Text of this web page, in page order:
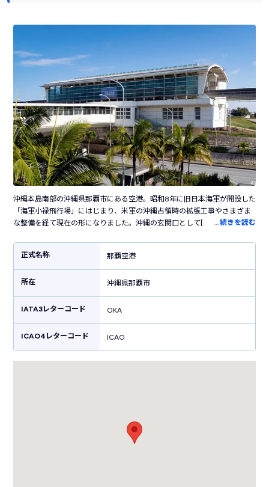
沖縄本島南部の沖縄県那覇市にある空港。昭和8年に旧日本海軍が開設した
「海軍小禄飛行場」にはじまり、米軍の沖縄占領時の拡張工事やさまざま
な整備を経て現在の形になりました。沖縄の玄関口として国内外を、そし
航します。空港内各所には鮮やかな花が飾られていて、南国らしい雰囲気
で出迎えてくれます。空港内にはたくさんのお店が立ち並び、ソーキそば
やオリオンビールなど沖縄らしいグルメを販売しています。ちんすこうや
紅芋タルトなどの沖縄土産もたくさん販売しており、ショッピングも楽し
める空港です。
…続きを読む
正式名称 那覇空港
所在 沖縄県那覇市
IATA3レターコード OKA
ICAO4レターコード ICAO